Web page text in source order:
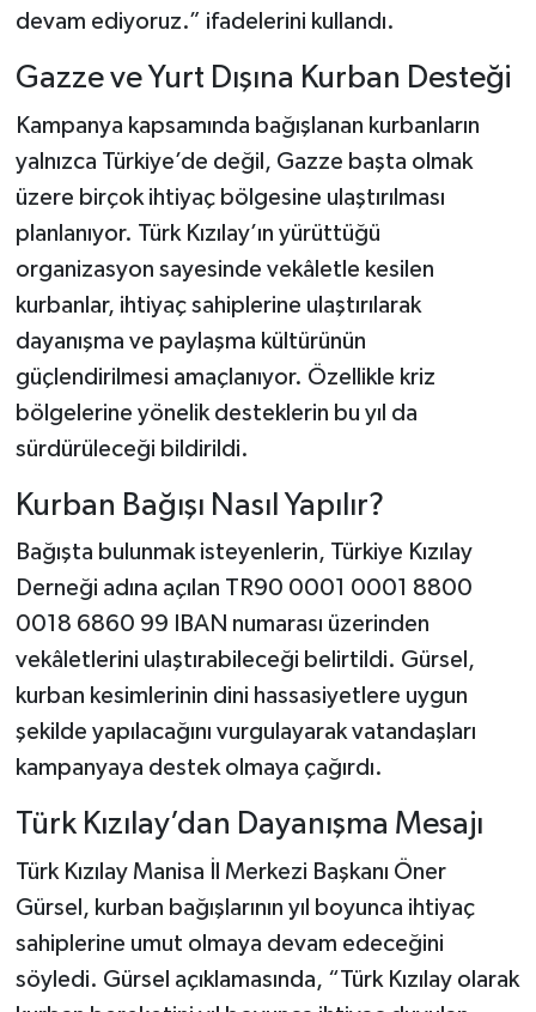
devam ediyoruz.” ifadelerini kullandı.
Gazze ve Yurt Dışına Kurban Desteği
Kampanya kapsamında bağışlanan kurbanların
yalnızca Türkiye’de değil, Gazze başta olmak
üzere birçok ihtiyaç bölgesine ulaştırılması
planlanıyor. Türk Kızılay’ın yürüttüğü
organizasyon sayesinde vekâletle kesilen
kurbanlar, ihtiyaç sahiplerine ulaştırılarak
dayanışma ve paylaşma kültürünün
güçlendirilmesi amaçlanıyor. Özellikle kriz
bölgelerine yönelik desteklerin bu yıl da
sürdürüleceği bildirildi.
Kurban Bağışı Nasıl Yapılır?
Bağışta bulunmak isteyenlerin, Türkiye Kızılay
Derneği adına açılan TR90 0001 0001 8800
0018 6860 99 IBAN numarası üzerinden
vekâletlerini ulaştırabileceği belirtildi. Gürsel,
kurban kesimlerinin dini hassasiyetlere uygun
şekilde yapılacağını vurgulayarak vatandaşları
kampanyaya destek olmaya çağırdı.
Türk Kızılay’dan Dayanışma Mesajı
Türk Kızılay Manisa İl Merkezi Başkanı Öner
Gürsel, kurban bağışlarının yıl boyunca ihtiyaç
sahiplerine umut olmaya devam edeceğini
söyledi. Gürsel açıklamasında, “Türk Kızılay olarak